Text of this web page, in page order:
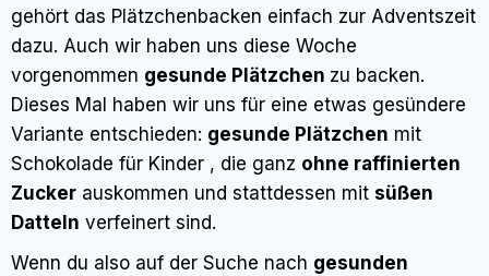
gehört das Plätzchenbacken einfach zur Adventszeit
dazu. Auch wir haben uns diese Woche
vorgenommen gesunde Plätzchen zu backen.
Dieses Mal haben wir uns für eine etwas gesündere
Variante entschieden: gesunde Plätzchen mit
Schokolade für Kinder , die ganz ohne raffinierten
Zucker auskommen und stattdessen mit süßen
Datteln verfeinert sind.
Wenn du also auf der Suche nach gesunden